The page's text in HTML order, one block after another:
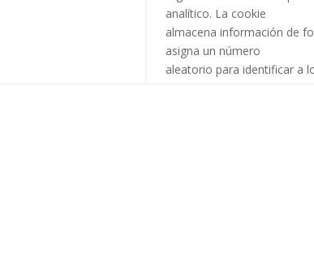
analítico. La cookie
almacena información de
asigna un número
aleatorio para identificar a